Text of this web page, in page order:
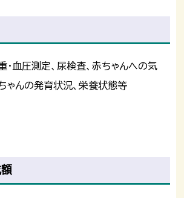
・血圧測定、尿検査、赤ちゃんへの気
ゃんの発育状況、栄養状態等